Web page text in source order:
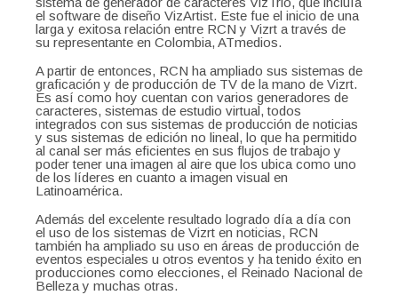
el software de diseño VizArtist. Este fue el inicio de una
larga y exitosa relación entre RCN y Vizrt a través de
su representante en Colombia, ATmedios.
A partir de entonces, RCN ha ampliado sus sistemas de
graficación y de producción de TV de la mano de Vizrt.
Es así como hoy cuentan con varios generadores de
caracteres, sistemas de estudio virtual, todos
integrados con sus sistemas de producción de noticias
y sus sistemas de edición no lineal, lo que ha permitido
al canal ser más eficientes en sus flujos de trabajo y
poder tener una imagen al aire que los ubica como uno
de los líderes en cuanto a imagen visual en
Latinoamérica.
Además del excelente resultado logrado día a día con
el uso de los sistemas de Vizrt en noticias, RCN
también ha ampliado su uso en áreas de producción de
eventos especiales u otros eventos y ha tenido éxito en
producciones como elecciones, el Reinado Nacional de
Belleza y muchas otras.